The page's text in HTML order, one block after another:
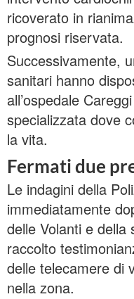
ricoverato in
prognosi riservata.
Successivamente,
sanitari hanno
all’ospedale
specializzata dove
la vita.
Fermati due
Le indagini della
immediatamente
delle Volanti e della
raccolto
delle telecamere di
nella zona.